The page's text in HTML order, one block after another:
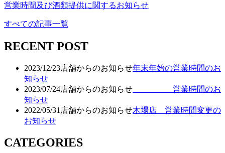
営業時間及び酒類提供に関するお知らせ
すべての記事一覧
RECENT POST
2023/12/23店舗からのお知らせ年末年始の営業時間のお
知らせ
2023/07/24店舗からのお知らせ 営業時間のお
知らせ
2022/05/31 店舗からのお知らせ木場店 営業時間変更の
お知らせ
CATEGORIES